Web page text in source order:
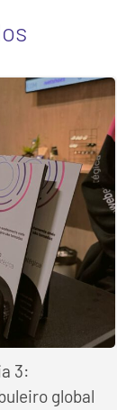
3:
global